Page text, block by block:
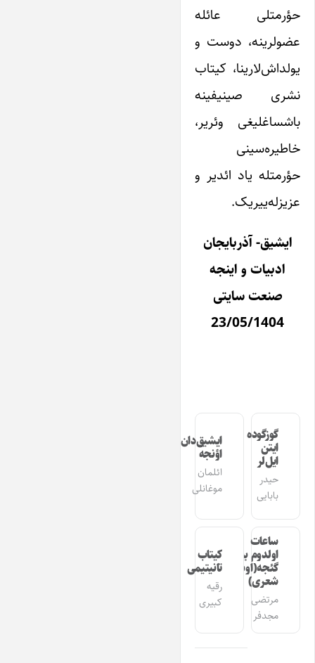
حؤرمتلی عائله
عضو‌لرینه، دوست و
یولداش‌لارینا، کیتاب
نشری صینیفینه
باشساغلیغی وئریر،
خاطیره‌سینی
حؤرمتله یاد ائدیر و
عزیزله‌ییریک.
ایشیق- آذربایجان
ادبیات و اینجه
صنعت سایتی
23/05/1404
گوزگوده
ایتن
ایل‌لر
حیدر
بابایی
ایشیق‌دان
اؤنجه
ائلمان
موغانلی
ساعات
اولدوم بیر
گئجه(اوشاق
شعری)
مرتضی
مجدفر
کیتاب
تانیتیمی
رقیه
کبیری